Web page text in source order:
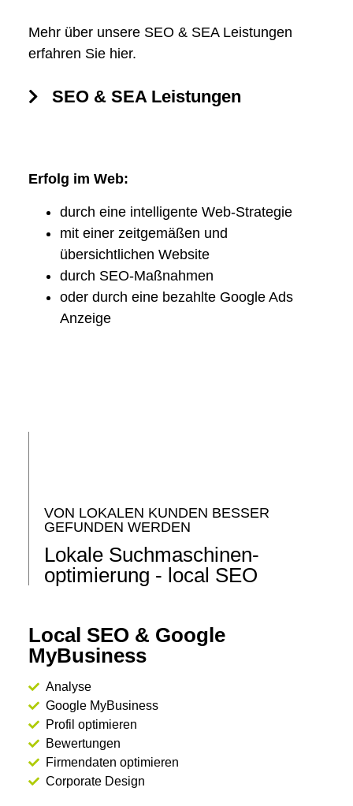
Mehr über unsere SEO & SEA Leistungen
erfahren Sie hier.
SEO & SEA Leistungen
Erfolg im Web:
durch eine intelligente Web-Strategie
mit einer zeitgemäßen und
übersichtlichen Website
durch SEO-Maßnahmen
oder durch eine bezahlte Google Ads
Anzeige
VON LOKALEN KUNDEN BESSER
GEFUNDEN WERDEN
Lokale Suchmaschinen­
optimierung - local SEO
Local SEO & Google
MyBusiness
Analyse
Google MyBusiness
Profil optimieren
Bewertungen
Firmendaten optimieren
Corporate Design